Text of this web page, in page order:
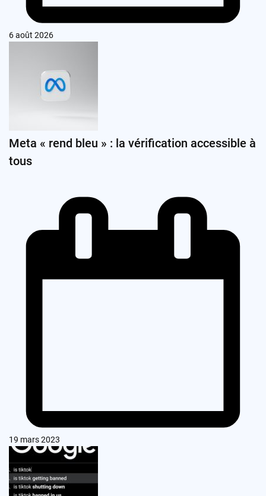
6 août 2026
Meta « rend bleu » : la vérification accessible à
tous
19 mars 2023